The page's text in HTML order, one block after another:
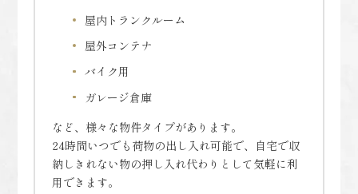
屋内トランクルーム
屋外コンテナ
バイク用
ガレージ倉庫
など、様々な物件タイプがあります。
24時間いつでも荷物の出し入れ可能で、自宅で収
納しきれない物の押し入れ代わりとして気軽に利
用できます。